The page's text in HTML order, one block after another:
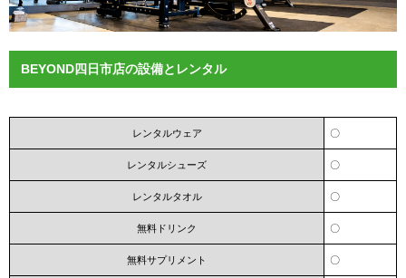
BEYOND四日市店の設備とレンタル
レンタルウェア 〇
レンタルシューズ 〇
レンタルタオル 〇
無料ドリンク 〇
無料サプリメント 〇